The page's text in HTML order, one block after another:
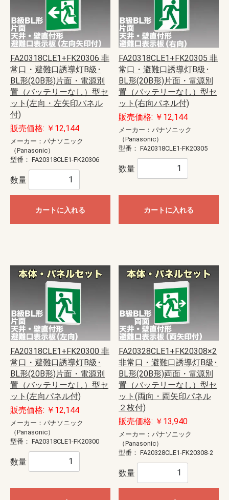
FA20318CLE1+FK20306 非
常口・避難口誘導灯B級･
BL形(20B形)片面・電源別
置（バッテリーなし）型セ
ット(左向・左矢印パネル
付)
販売価格: ￥12,144
メーカー：パナソニック
（Panasonic）
型番： FA20318CLE1-FK20306
数量
カートに入れる
FA20318CLE1+FK20305 非
常口・避難口誘導灯B級･
BL形(20B形)片面・電源別
置（バッテリーなし）型セ
ット(右向パネル付)
販売価格: ￥12,144
メーカー：パナソニック
（Panasonic）
型番： FA20318CLE1-FK20305
数量
カートに入れる
FA20318CLE1+FK20300 非
常口・避難口誘導灯B級･
BL形(20B形)片面・電源別
置（バッテリーなし）型セ
ット(左向パネル付)
販売価格: ￥12,144
メーカー：パナソニック
（Panasonic）
型番： FA20318CLE1-FK20300
数量
FA20328CLE1+FK20308×2
非常口・避難口誘導灯B級･
BL形(20B形)両面・電源別
置（バッテリーなし）型セ
ット(両向・両矢印パネル
２枚付)
販売価格: ￥13,940
メーカー：パナソニック
（Panasonic）
型番： FA20328CLE1-FK20308-2
数量